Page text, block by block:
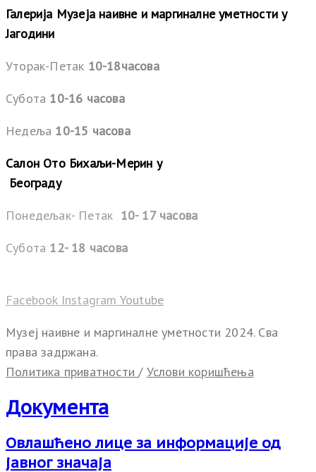
Галерија Музеја наивне и маргиналне уметности у
Јагодини
Уторак-Петак 10-18часова
Субота 10-16 часова
Недеља 10-15 часова
Салон Ото Бихаљи-Мерин у
Београду
Понедељак- Петак 10- 17 часова
Субота 12- 18 часова
Facebook Instagram Youtube
Музеј наивне и маргиналне уметности 2024. Сва
права задржана.
Политика приватности/ Услови коришћења
Документа
Овлашћено лице за информације од
јавног значаја